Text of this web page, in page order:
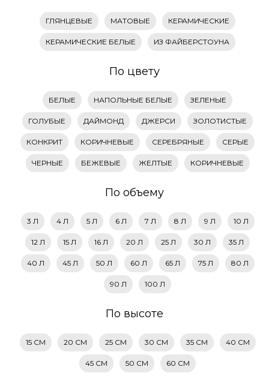
ГЛЯНЦЕВЫЕ МАТОВЫЕ КЕРАМИЧЕСКИЕ
КЕРАМИЧЕСКИЕ БЕЛЫЕ ИЗ ФАЙБЕРСТОУНА
По цвету
БЕЛЫЕ НАПОЛЬНЫЕ БЕЛЫЕ ЗЕЛЕНЫЕ
ГОЛУБЫЕ ДАЙМОНД ДЖЕРСИ ЗОЛОТИСТЫЕ
КОНКРИТ КОРИЧНЕВЫЕ СЕРЕБРЯНЫЕ СЕРЫЕ
ЧЕРНЫЕ БЕЖЕВЫЕ ЖЕЛТЫЕ КОРИЧНЕВЫЕ
По объему
3 Л 4 Л 5 Л 6 Л 7 Л 8 Л 9 Л 10 Л
12 Л 15 Л 16 Л 20 Л 25 Л 30 Л 35 Л
40 Л 45 Л 50 Л 60 Л 65 Л 75 Л 80 Л
90 Л 100 Л
По высоте
15 СМ 20 СМ 25 СМ 30 СМ 35 СМ 40 СМ
45 СМ 50 СМ 60 СМ